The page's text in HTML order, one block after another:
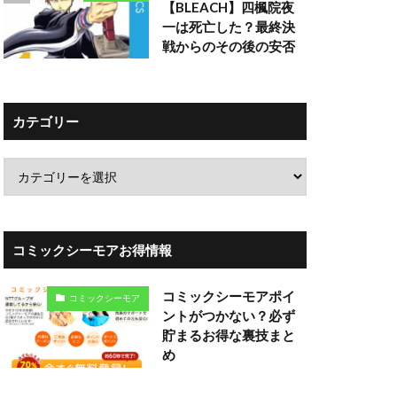
【BLEACH】四楓院夜
一は死亡した？最終決
戦からのその後の安否
カテゴリー
コミックシーモアお得情報
コミックシーモア
コミックシーモアポイ
ントがつかない？必ず
貯まるお得な裏技まと
め